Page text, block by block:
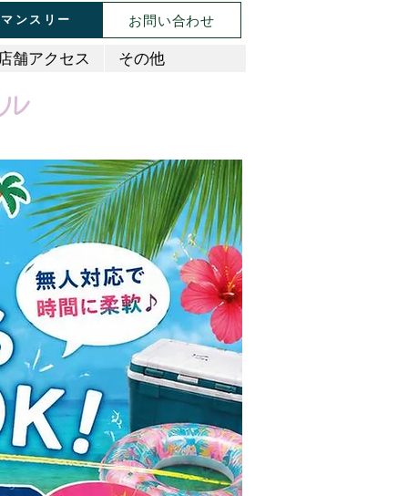
マンスリー お問い合わせ
舗アクセス その他